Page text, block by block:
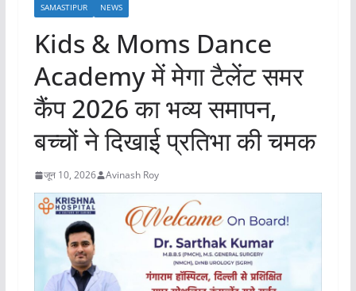
SAMASTIPUR NEWS
Kids & Moms Dance
Academy में मेगा टैलेंट समर
कैंप 2026 का भव्य समापन,
बच्चों ने दिखाई प्रतिभा की चमक
जून 10, 2026 Avinash Roy